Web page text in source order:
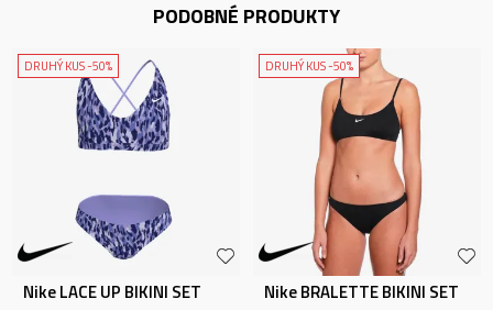
PODOBNÉ PRODUKTY
DRUHÝ KUS -50%
Nike LACE UP BIKINI SET
DRUHÝ KUS -50%
Nike BRALETTE BIKINI SET